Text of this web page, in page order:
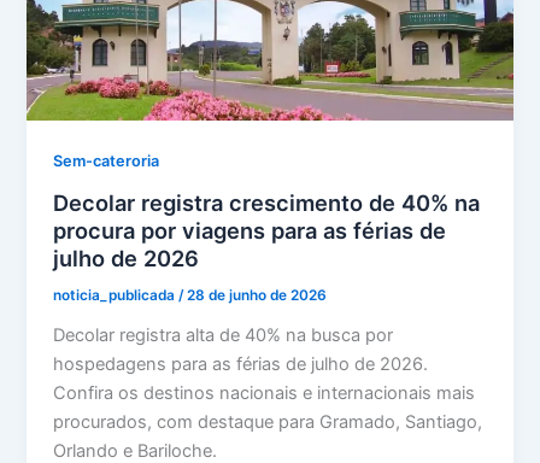
Sem-cateroria
Decolar registra crescimento de 40% na
procura por viagens para as férias de
julho de 2026
noticia_publicada/28 de junho de 2026
Decolar registra alta de 40% na busca por
hospedagens para as férias de julho de 2026.
Confira os destinos nacionais e internacionais mais
procurados, com destaque para Gramado, Santiago,
Orlando e Bariloche.